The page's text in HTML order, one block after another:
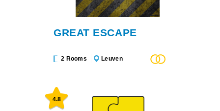
GREAT ESCAPE
2 Rooms Leuven
4.8